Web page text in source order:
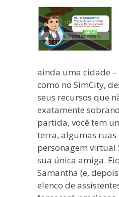
ainda uma cidade –
como no SimCity,
seus recursos que
exatamente
partida, você tem
terra, algumas ruas
personagem virtual
sua única amiga.
Samantha (e,
elenco de